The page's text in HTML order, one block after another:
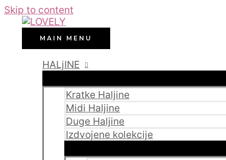
Skip to content
MAIN MENU
HALjINE
Kratke Haljine
Midi Haljine
Duge Haljine
Izdvojene kolekcije